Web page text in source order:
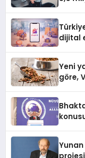
dijital
Yeni
göre,
Yunan